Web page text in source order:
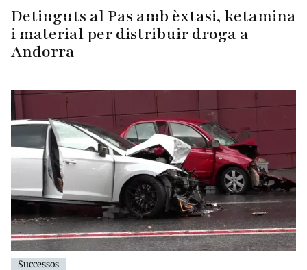
Detinguts al Pas amb èxtasi, ketamina
i material per distribuir droga a
Andorra
Successos